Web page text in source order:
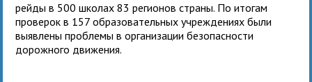
рейды в 500 школах 83 регионов страны. По итогам
проверок в 157 образовательных учреждениях были
выявлены проблемы в организации безопасности
дорожного движения.